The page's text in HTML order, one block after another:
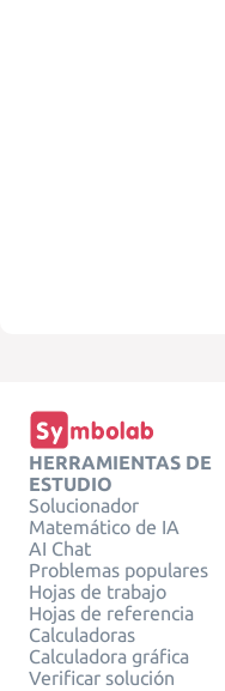
HERRAMIENTAS DE
ESTUDIO
Solucionador
Matemático de IA
AI Chat
Problemas populares
Hojas de trabajo
Hojas de referencia
Calculadoras
Calculadora gráfica
Verificar solución